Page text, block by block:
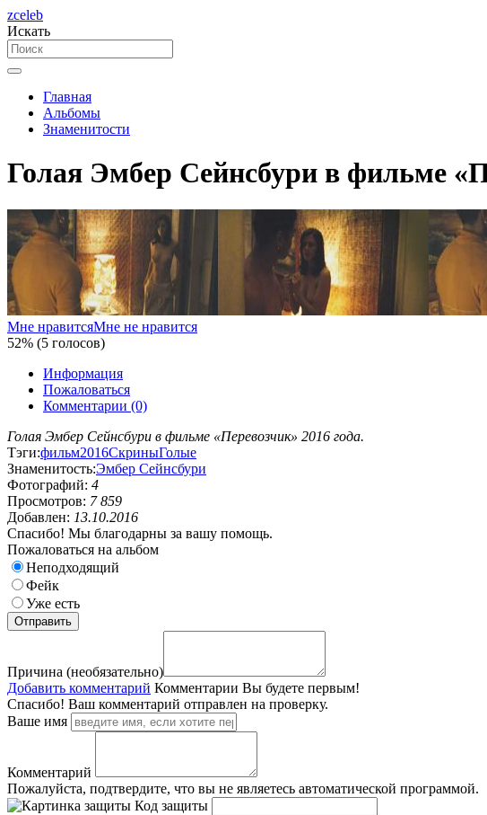
zceleb
Искать
Главная
Альбомы
Знаменитости
Голая Эмбер Сейнсбури в фильме
Мне нравитсяМне не нравится
52% (5 голосов)
Информация
Пожаловаться
Комментарии (0)
Голая Эмбер Сейнсбури в фильме «Перевозчик» 2016 года.
Тэги:фильм2016СкриныГолые
Знаменитость:Эмбер Сейнсбури
Фотографий: 4
Просмотров: 7 859
Добавлен: 13.10.2016
Спасибо! Мы благодарны за вашу помощь.
Пожаловаться на альбом
Неподходящий
Фейк
Уже есть
Причина (необязательно)
Добавить комментарий Комментарии Вы будете первым!
Спасибо! Ваш комментарий отправлен на проверку.
Ваше имя
Комментарий
Пожалуйста, подтвердите, что вы не являетесь автоматической программой.
Код защиты